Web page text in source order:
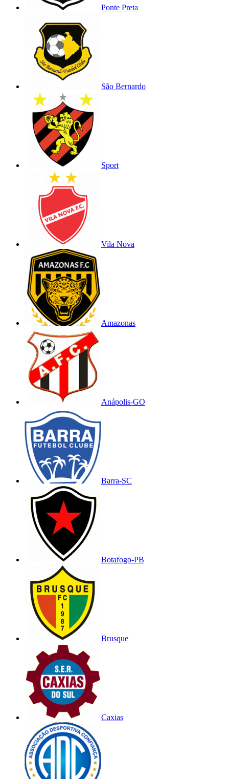
Ponte Preta
São Bernardo
Sport
Vila Nova
Amazonas
Anápolis-GO
Barra-SC
Botafogo-PB
Brusque
Caxias